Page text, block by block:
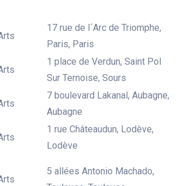
17 rue de l´Arc de Triomphe,
Paris, Paris
1 place de Verdun, Saint Pol
Sur Ternoise, Sours
7 boulevard Lakanal, Aubagne,
Aubagne
1 rue Châteaudun, Lodève,
Lodève
5 allées Antonio Machado,